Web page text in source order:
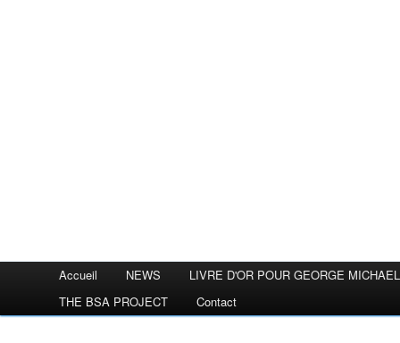
Accueil NEWS
LIVRE D'OR POUR GEORGE MICHAEL
THE BSA PROJECT
Contact